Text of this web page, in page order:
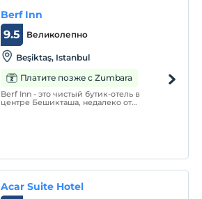
Berf Inn
Великолепно
9.5
Beşiktaş, Istanbul
Платите позже с Zumbara
Berf Inn - это чистый бутик-отель в
центре Бешикташа, недалеко от
Acar Suite Hotel